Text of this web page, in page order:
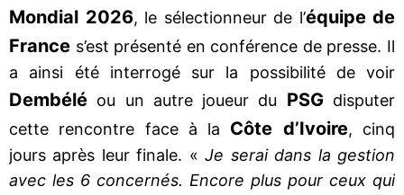
Mondial 2026, le sélectionneur de l’équipe de
France s’est présenté en conférence de presse. Il
a ainsi été interrogé sur la possibilité de voir
Dembélé ou un autre joueur du PSG disputer
cette rencontre face à la
Côte d’Ivoire, cinq
jours après leur finale. «Je serai dans la gestion
avec les 6 concernés. Encore plus pour ceux qui